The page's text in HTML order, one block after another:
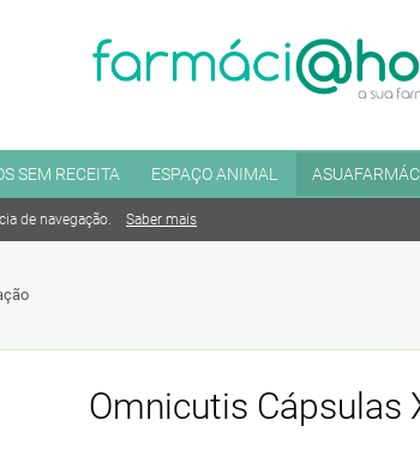
SEM RECEITA ESPAÇO ANIMAL
de navegação. Saber mais
Omnicutis Cápsulas